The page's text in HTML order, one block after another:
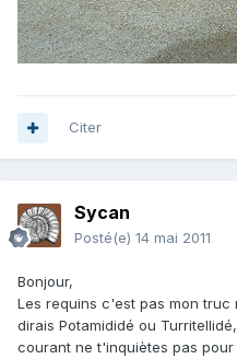
Citer
Sycan
Posté(e) 14 mai 2011
Bonjour,
Les requins c'est pas mon truc
dirais Potamididé ou
courant ne t'inquiètes pas pour